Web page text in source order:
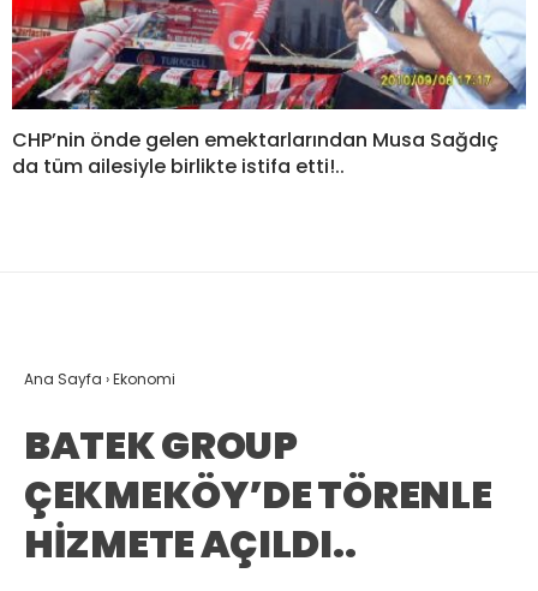
CHP’nin önde gelen emektarlarından Musa Sağdıç
da tüm ailesiyle birlikte istifa etti!..
Ana Sayfa ›Ekonomi
BATEK GROUP
ÇEKMEKÖY’DE TÖRENLE
HİZMETE AÇILDI..